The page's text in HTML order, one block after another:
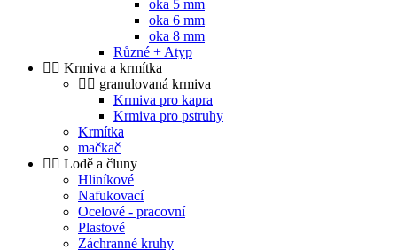
oka 5 mm
oka 6 mm
oka 8 mm
Různé + Atyp
Krmiva a krmítka
granulovaná krmiva
Krmiva pro kapra
Krmiva pro pstruhy
Krmítka
mačkač
Lodě a čluny
Hliníkové
Nafukovací
Ocelové - pracovní
Plastové
Záchranné kruhy